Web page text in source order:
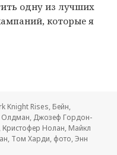
одну из лучших
которые я
Бейна (Том
Knight Rises, Бейн,
Олдман, Джозеф Гордон-
, Кристофер Нолан, Майкл
, Том Харди, фото,Энн